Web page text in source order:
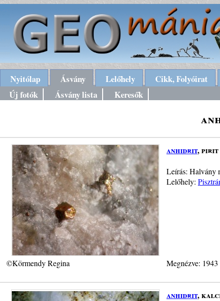
Nyitólap Ásvány Lelőhely
Cikk, Folyóirat
Új fotók
Ásvány lista Keresők
anhidrit, pirit
Leírás: Halvány
Lelőhely:
©Körmendy Regina Megnézve:
anhidrit,